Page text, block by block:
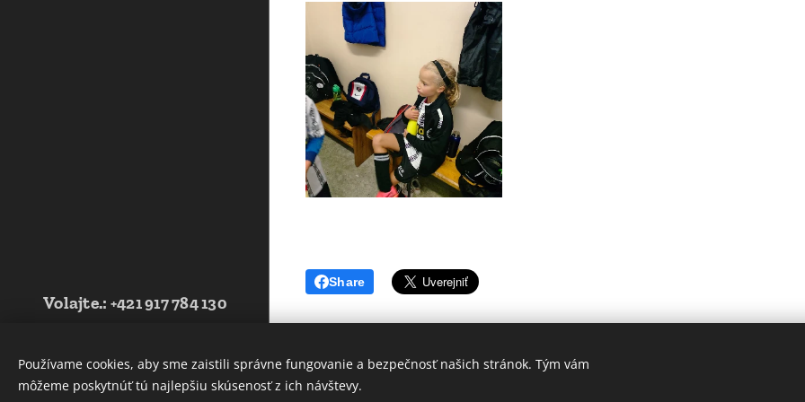
Share
Volajte.: +421 917 784 130
Vás úspech - www.fsjsro.sk
Používame cookies, aby sme zaistili správne fungovanie a bezpečnosť našich stránok. Tým vám
môžeme poskytnúť tú najlepšiu skúsenosť z ich návštevy.